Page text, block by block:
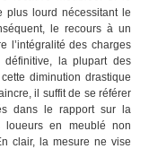
plus lourd nécessitant le
le recours à un
l’intégralité des charges
la plupart des
diminution drastique
il suffit de se référer
dans le rapport sur la
en meublé non
clair, la mesure ne vise